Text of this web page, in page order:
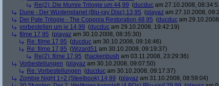
Re(2): Die Mumie Trilogie um 44,99 (ducduc am 27.10.2008,
Dune - Der Wüstenplanet (Blu-ray Disc) 13,95 (playaz am 27.10.2008,
Der Pate Trilogie - The Coppola Restoration 48,95 (ducduc am
vorbestellen um je 14,99 (ducduc am 29.10.2008, 19:42:19)
filme 17,95 (playaz am 30.10.2008, 08:35:30)
Re: filme 17,95 (ducduc am 30.10.2008, 09:16:46)
Re: filme 17,95 (Wizard51 am 30.10.2008, 09:19:37)
Re(2): filme 17,95 (hackenbush am 03.11.2008, 23:29:36)
Vorbestellungen (playaz am 30.10.2008, 09:07:50)
Re: Vorbestellungen (ducduc am 30.10.2008, 09:17:37)
Zombie Night 1+2 (Steelbook) 14,99 (playaz am 31.10.2008, 08:59:04)